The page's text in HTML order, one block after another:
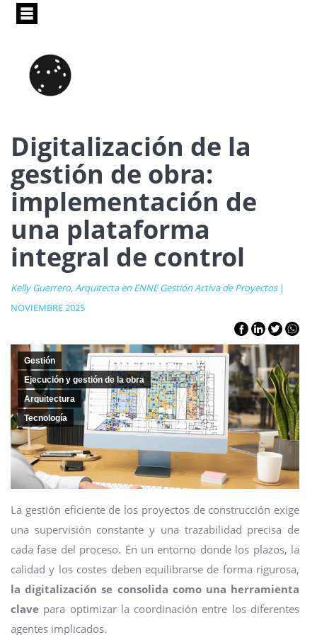
Pasar
principal
Digitalización de la
gestión de obra:
implementación de
una plataforma
integral de control
Kelly Guerrero, Arquitecta en ENNE Gestión Activa de Proyectos |
NOVIEMBRE 2025
Gestión
Ejecución y gestión de la obra
Arquitectura
Tecnología
La gestión eficiente de los proyectos de construcción exige
una supervisión constante y una trazabilidad precisa de
cada fase del proceso. En un entorno donde los plazos, la
calidad y los costes deben equilibrarse de forma rigurosa,
la digitalización se consolida como una herramienta
clave para optimizar la coordinación entre los diferentes
agentes implicados.